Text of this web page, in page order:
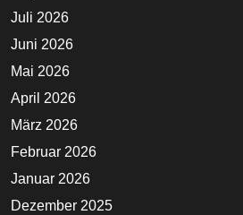
Juli 2026
Juni 2026
Mai 2026
April 2026
März 2026
Februar 2026
Januar 2026
Dezember 2025